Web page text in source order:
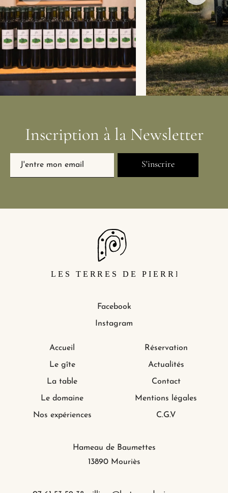
Inscription à la Newsletter
Facebook
Instagram
Accueil
Le gîte
La table
Le domaine
Nos expériences
Réservation
Actualités
Contact
Mentions légales
C.G.V
Hameau de Baumettes
13890 Mouriès